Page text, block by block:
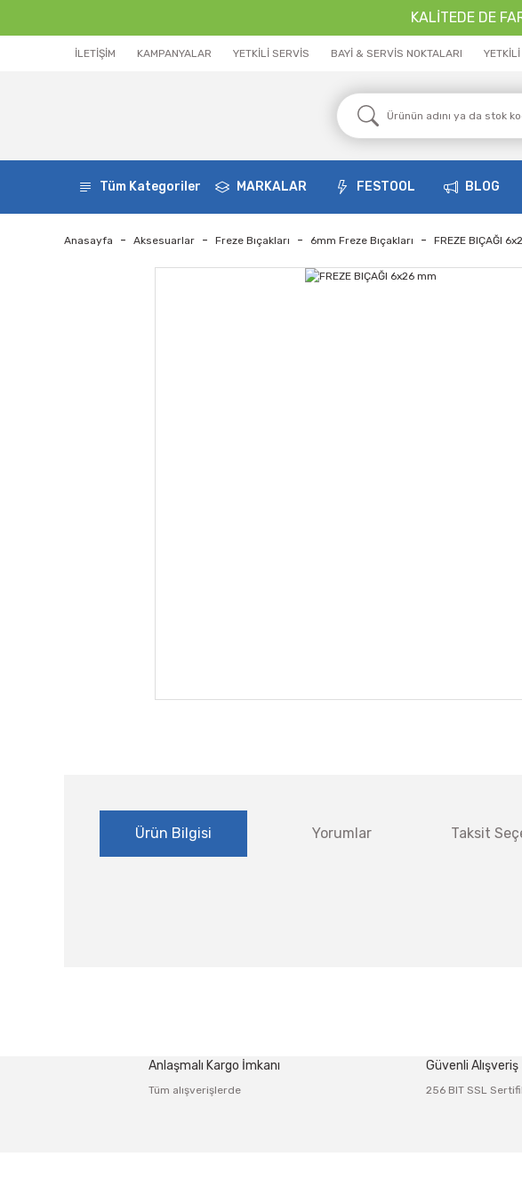
KALİTEDE DE
İLETİŞİM KAMPANYALAR YETKİLİ SERVİS BAYİ & SERVİS NOKTALARI
Tüm Kategoriler MARKALAR FESTOOL BLOG
Anasayfa Aksesuarlar Freze Bıçakları 6mm Freze Bıçakları FREZE BIÇAĞI
Ürün Bilgisi Yorumlar Taksit
Anlaşmalı Kargo İmkanı
Tüm alışverişlerde
Güvenli Alışveriş
256 BIT SSL